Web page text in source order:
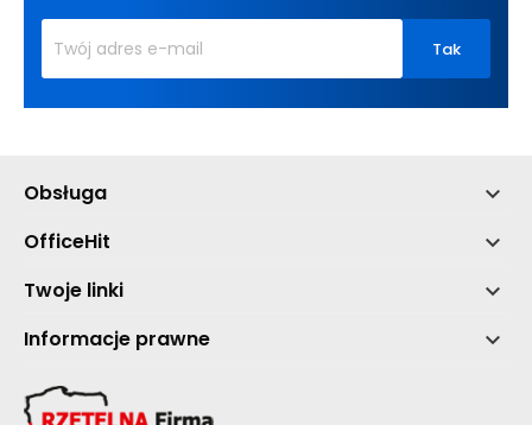
Obsługa 
OfficeHit 
Twoje linki 
Informacje prawne 